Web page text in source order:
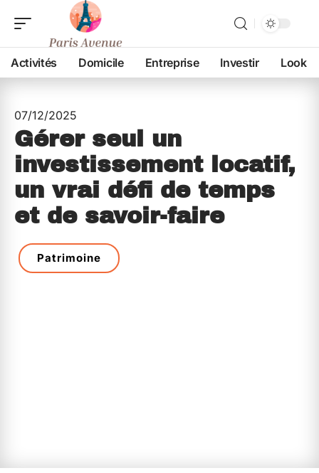
Activités Domicile Entreprise Investir Look
07/12/2025
Gérer seul un
investissement locatif,
un vrai défi de temps
et de savoir-faire
Patrimoine